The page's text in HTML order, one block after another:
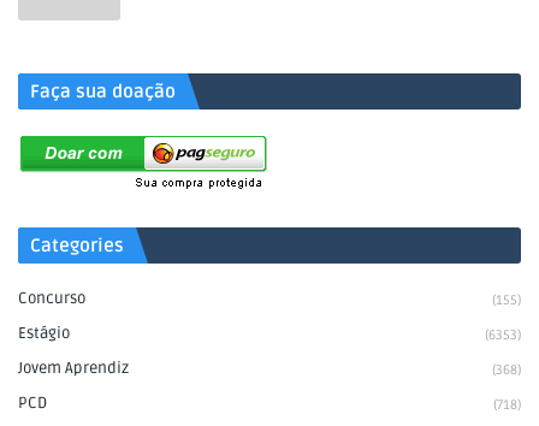
Faça sua doação
Categories
Concurso (155)
Estágio (6353)
Jovem Aprendiz (368)
PCD (718)